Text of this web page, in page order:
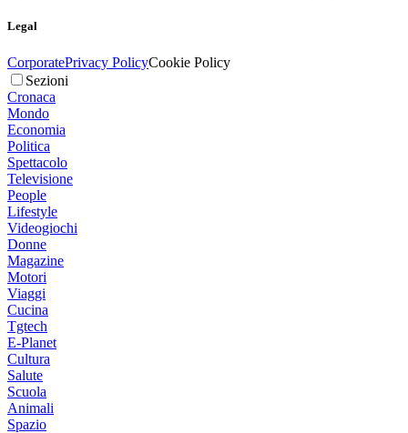
Legal
CorporatePrivacy PolicyCookie Policy
Sezioni
Cronaca
Mondo
Economia
Politica
Spettacolo
Televisione
People
Lifestyle
Videogiochi
Donne
Magazine
Motori
Viaggi
Cucina
Tgtech
E-Planet
Cultura
Salute
Scuola
Animali
Spazio